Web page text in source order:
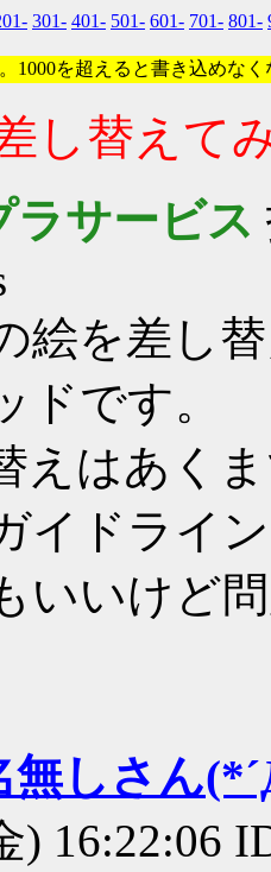
301- 401- 501- 601- 701- 801-
1000を超えると書き込めな
し替えて
ラサービス
絵を差し
ドです。
えはあく
イドライ
いいけど
無しさん
) 16:22:06